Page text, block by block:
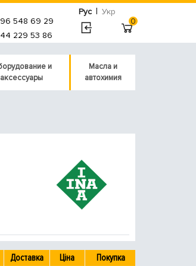
Рус | Укр
548 69 29
229 53 86
0
и
аксессуары
Масла и
автохимия
Доставка Ціна Покупка